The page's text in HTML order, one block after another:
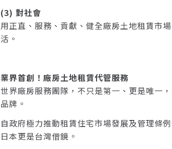
(3) 對社會
用正直、服務、貢獻、健全廠房土地租賃市
活。
業界首創！廠房土地租賃代管服務
世界廠房服務團隊，不只是第一、更是唯一
品牌。
自政府極力推動租賃住宅市場發展及管理條
日本更是台灣借鏡。